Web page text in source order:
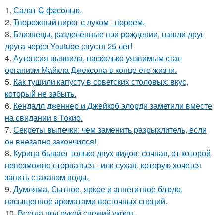
1. Салат C фaсoлью.
2. Творожный пирог с луком - пореем.
3. Близнецы, разделённые при рождении, нашли друг
друга через Youtube спустя 25 лет!
4. Аутопсия выявила, насколько уязвимым стал
организм Майкла Джексона в конце его жизни.
5. Как тушили капусту в советских столовых: вкус,
который не забыть.
6. Кендалл дженнер и Джейкоб элорди заметили вместе
на свидании в Токио.
7. Секреты выпечки: чем заменить разрыхлитель, если
он внезапно закончился!
8. Курица бывает только двух видов: сочная, от которой
невозможно оторваться - или сухая, которую хочется
запить стаканом воды.
9. Думляма. Сытное, яркое и аппетитное блюдо,
насыщенное ароматами восточных специй.